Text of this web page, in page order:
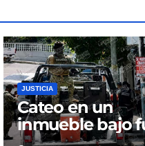
JUSTICIA
Cateo en un
inmueble bajo
operativo